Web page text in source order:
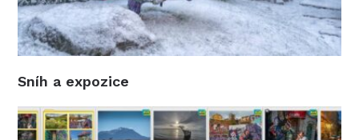
Sníh a expozice